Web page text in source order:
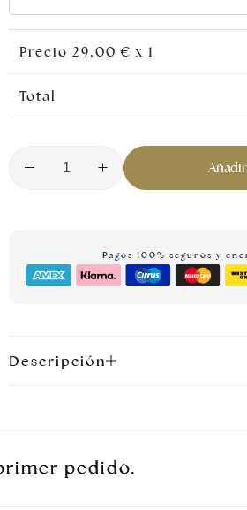
Precio 29,00 € x 1
Total
Pagos 100% seguros y
Descripción
pedido.
pedido.
pedido.